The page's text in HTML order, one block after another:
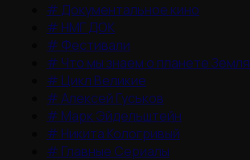
# Документальное кино
# НМГ ДОК
# Фестивали
# Что мы знаем о планете Земля
# Цикл Великие
#Алексей Гуськов
# Марк Эйдельштейн
# Никита Кологривый
# Главные Сериалы